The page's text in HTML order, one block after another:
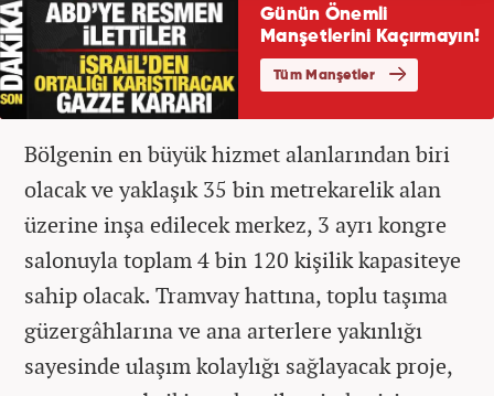
Bölgenin en büyük hizmet alanlarından biri
olacak ve yaklaşık 35 bin metrekarelik alan
üzerine inşa edilecek merkez, 3 ayrı kongre
salonuyla toplam 4 bin 120 kişilik kapasiteye
sahip olacak. Tramvay hattına, toplu taşıma
güzergâhlarına ve ana arterlere yakınlığı
sayesinde ulaşım kolaylığı sağlayacak proje,